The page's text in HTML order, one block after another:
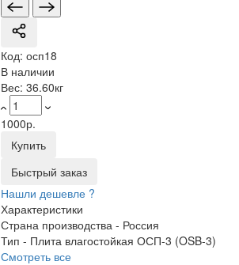
Код: осп18
В наличии
Вес: 36.60кг
1000р.
Купить
Быстрый заказ
Нашли дешевле ?
Характеристики
Страна производства - Россия
Тип - Плита влагостойкая ОСП-3 (OSB-3)
Смотреть все